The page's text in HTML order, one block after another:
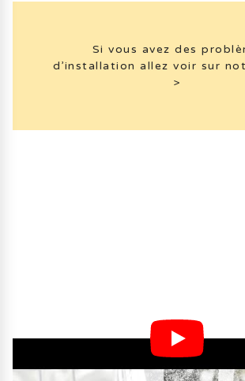
Si vous avez des
d’installation allez voir sur
>